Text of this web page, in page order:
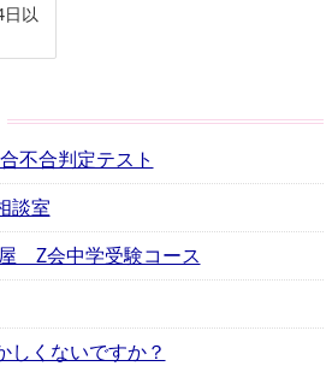
以
不合判定テスト
談室
Z会中学受験コース
しくないですか？